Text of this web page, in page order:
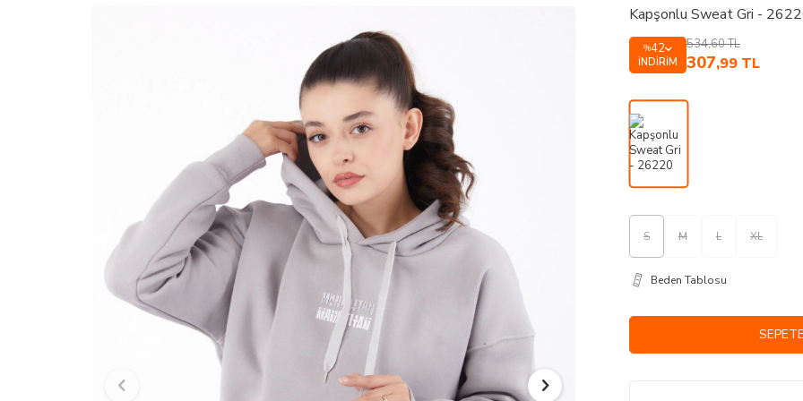
Kapşonlu Sweat Gri -
%42
İNDIRIM
534,60TL
307,99 TL
S M L XL
Beden Tablosu